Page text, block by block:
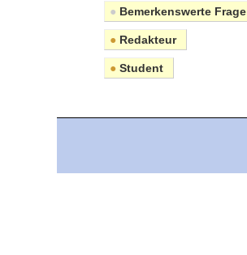
● Bemerkenswerte Frage
● Redakteur
● Student